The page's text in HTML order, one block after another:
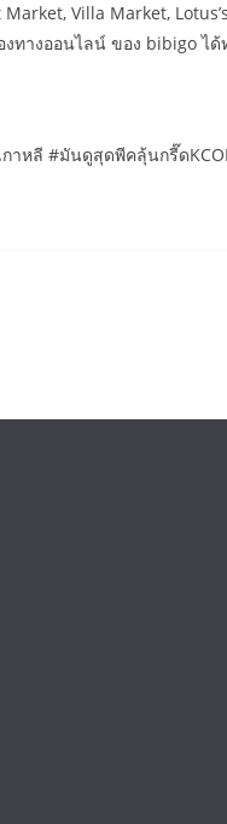
Villa Market,
ทางออนไลน์ ของ bibigo ไ
าหลี #มันดูสุดพีคลุ้นกรี๊ด